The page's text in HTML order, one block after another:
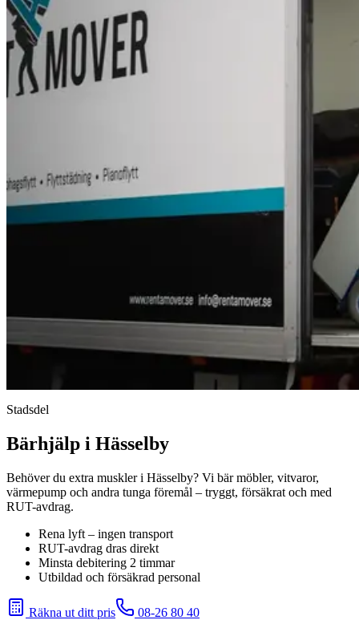
Stadsdel
Bärhjälp i Hässelby
Behöver du extra muskler i Hässelby? Vi bär möbler, vitvaror,
värmepump och andra tunga föremål – tryggt, försäkrat och med
RUT-avdrag.
Rena lyft – ingen transport
RUT-avdrag dras direkt
Minsta debitering 2 timmar
Utbildad och försäkrad personal
Räkna ut ditt pris 08-26 80 40